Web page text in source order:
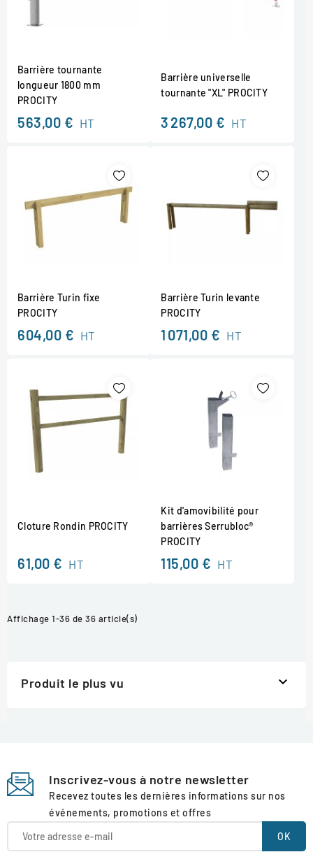
Barrière tournante
longueur 1800 mm
PROCITY
563,00 € HT
Barrière universelle
tournante "XL" PROCITY
3 267,00 € HT
Barrière Turin fixe
PROCITY
604,00 € HT
Barrière Turin levante
PROCITY
1 071,00 € HT
Cloture Rondin PROCITY
61,00 € HT
Kit d'amovibilité pour
barrières Serrubloc®
PROCITY
115,00 € HT
Affichage 1-36 de 36 article(s)
Produit le plus vu 
Inscrivez-vous à notre newsletter
Recevez toutes les dernières informations sur nos
événements, promotions et offres